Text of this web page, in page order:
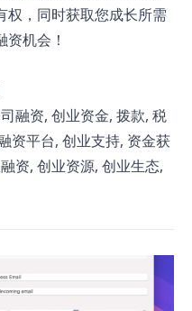
权，同时获取您成长所需
机会！
融资, 创业资金, 拨款, 税
资平台, 创业支持, 资金获
资, 创业资源, 创业生态,